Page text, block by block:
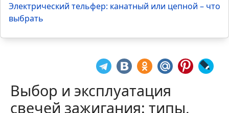
Электрический тельфер: канатный или цепной – что
выбрать
Выбор и эксплуатация
свечей зажигания: типы,